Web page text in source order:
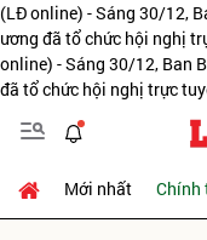
(LĐ online) - Sáng 30/12,
ương đã tổ chức hội nghị
online) - Sáng 30/12, Ban
đã tổ chức hội nghị trực
Mới nhất Chính
Gửi bình luận